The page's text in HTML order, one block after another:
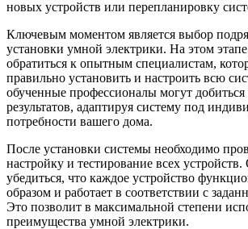
новых устройств или перепланировку
Ключевым моментом является выбор
установки умной электрики. На этом
обратиться к опытным специалистам,
правильно установить и настроить всю
обученные профессионалы могут
результатов, адаптируя систему под
потребности вашего дома.
После установки системы необходимо
настройку и тестирование всех
убедиться, что каждое устройство
образом и работает в соответствии с
Это позволит в максимальной степени
преимущества умной электрики.